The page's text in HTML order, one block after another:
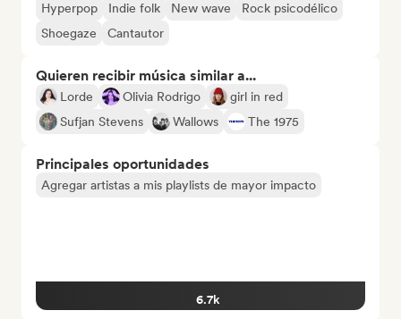
Hyperpop Indie folk New wave
Rock psicodélico
Shoegaze
Cantautor
Quieren recibir música similar a...
Lorde Olivia Rodrigo
girl in red
Sufjan Stevens
Wallows The 1975
Principales oportunidades
Agregar artistas a mis playlists de mayor impacto
6.7k